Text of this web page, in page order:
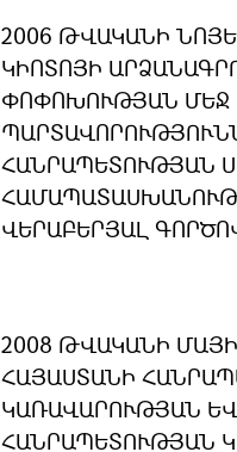
2006 ԹՎԱԿԱՆԻ
ԿԻՈՏՈՅԻ
ՓՈՓՈԽՈՒԹՅԱՆ ՄԵՋ
ՀԱՆՐԱՊԵՏՈՒԹՅԱՆ
ՎԵՐԱԲԵՐՅԱԼ
2008 ԹՎԱԿԱՆԻ
ՀԱՅԱՍՏԱՆԻ
ԿԱՌԱՎԱՐՈՒԹՅԱՆ
ՀԱՆՐԱՊԵՏՈՒԹՅԱՆ